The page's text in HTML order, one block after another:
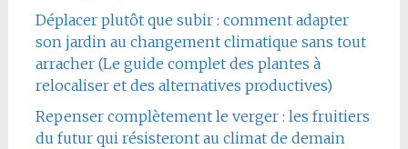
Déplacer plutôt que subir : comment adapter
son jardin au changement climatique sans tout
arracher (Le guide complet des plantes à
relocaliser et des alternatives productives)
Repenser complètement le verger : les fruitiers
du futur qui résisteront au climat de demain